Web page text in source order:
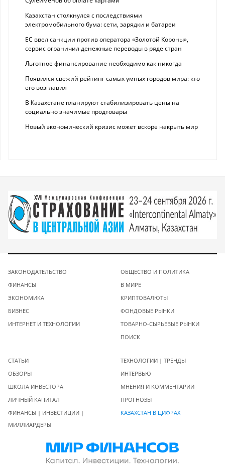
Казахстан столкнулся с последствиями
электромобильного бума: сети, зарядки и батареи
ЕС ввел санкции против оператора «Золотой Короны»,
сервис ограничил денежные переводы в ряде стран
Льготное финансирование необходимо как никогда
Появился свежий рейтинг самых умных городов мира: кто
его возглавил
В Казахстане планируют стабилизировать цены на
социально значимые продтовары
Новый экономический кризис может вскоре накрыть мир
ЗАКОНОДАТЕЛЬСТВО
ФИНАНСЫ
ЭКОНОМИКА
БИЗНЕС
ИНТЕРНЕТ И ТЕХНОЛОГИИ
ОБЩЕСТВО И ПОЛИТИКА
В МИРЕ
КРИПТОВАЛЮТЫ
ФОНДОВЫЕ РЫНКИ
ТОВАРНО-СЫРЬЕВЫЕ РЫНКИ
ПОИСК
СТАТЬИ
ОБЗОРЫ
ШКОЛА ИНВЕСТОРА
ЛИЧНЫЙ КАПИТАЛ
ФИНАНСЫ | ИНВЕСТИЦИИ |
МИЛЛИАРДЕРЫ
ТЕХНОЛОГИИ | ТРЕНДЫ
ИНТЕРВЬЮ
МНЕНИЯ И КОММЕНТАРИИ
ПРОГНОЗЫ
КАЗАХСТАН В ЦИФРАХ